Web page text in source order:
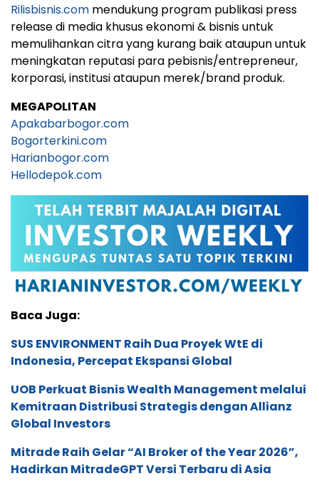
Rilisbisnis.com mendukung program publikasi press
release di media khusus ekonomi & bisnis untuk
memulihankan citra yang kurang baik ataupun untuk
meningkatan reputasi para pebisnis/entrepreneur,
korporasi, institusi ataupun merek/brand produk.
MEGAPOLITAN
Apakabarbogor.com
Bogorterkini.com
Harianbogor.com
Hellodepok.com
Baca Juga:
SUS ENVIRONMENT Raih Dua Proyek WtE di
Indonesia, Percepat Ekspansi Global
UOB Perkuat Bisnis Wealth Management melalui
Kemitraan Distribusi Strategis dengan Allianz
Global Investors
Mitrade Raih Gelar “AI Broker of the Year 2026”,
Hadirkan MitradeGPT Versi Terbaru di Asia